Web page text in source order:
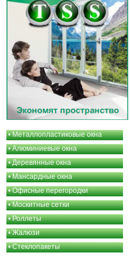
•Металлопластиковые окна
•Алюминиевые окна
•Деревянные окна
•Мансардные окна
•Офисные перегородки
•Москитные сетки
•Роллеты
•Жалюзи
•Стеклопакеты